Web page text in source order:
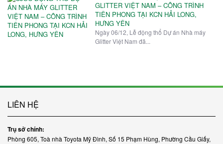
GLITTER VIỆT NAM – CÔNG TRÌNH
TIÊN PHONG TẠI KCN HẢI LONG,
HƯNG YÊN
Ngày 06/12, Lễ động thổ Dự án Nhà máy
Glitter Việt Nam đã...
LIÊN HỆ
Trụ sở chính:
Phòng 605, Toà nhà Toyota Mỹ Đình, Số 15 Phạm Hùng, Phường Cầu Giấy,